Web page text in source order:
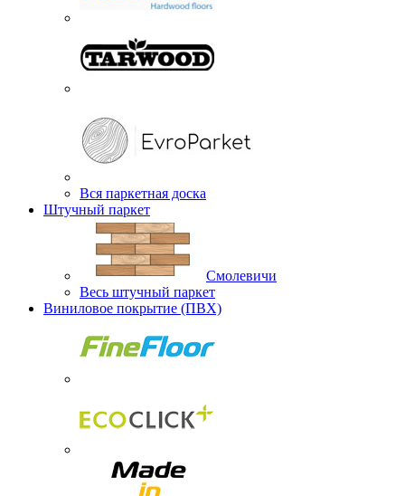
Вся паркетная доска
Штучный паркет
Смолевичи
Весь штучный паркет
Виниловое покрытие (ПВХ)